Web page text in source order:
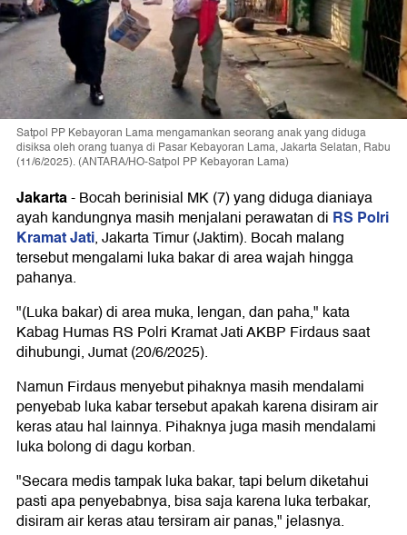
Satpol PP Kebayoran Lama mengamankan seorang anak yang diduga
disiksa oleh orang tuanya di Pasar Kebayoran Lama, Jakarta Selatan, Rabu
(11/6/2025). (ANTARA/HO-Satpol PP Kebayoran Lama)
Jakarta-Bocah berinisial MK (7) yang diduga dianiaya
ayah kandungnya masih menjalani perawatan di RS Polri
Kramat Jati, Jakarta Timur (Jaktim). Bocah malang
tersebut mengalami luka bakar di area wajah hingga
pahanya.
"(Luka bakar) di area muka, lengan, dan paha," kata
Kabag Humas RS Polri Kramat Jati AKBP Firdaus saat
dihubungi, Jumat (20/6/2025).
Namun Firdaus menyebut pihaknya masih mendalami
penyebab luka kabar tersebut apakah karena disiram air
keras atau hal lainnya. Pihaknya juga masih mendalami
luka bolong di dagu korban.
"Secara medis tampak luka bakar, tapi belum diketahui
pasti apa penyebabnya, bisa saja karena luka terbakar,
disiram air keras atau tersiram air panas," jelasnya.